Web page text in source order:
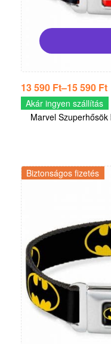
13 590 Ft–15 590 Ft
Akár ingyen szállítás
Marvel
Biztonságos fizetés